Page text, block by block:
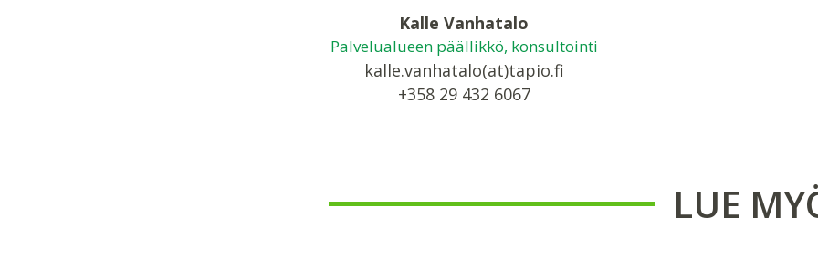
Kalle Vanhatalo
Palvelualueen päällikkö, konsultointi
kalle.vanhatalo(at)tapio.fi
+358 29 432 6067
LUE